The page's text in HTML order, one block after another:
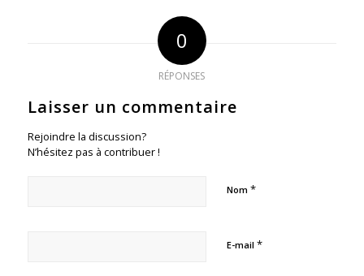
0
RÉPONSES
Laisser un commentaire
Rejoindre la discussion?
N’hésitez pas à contribuer !
Nom *
E-mail *